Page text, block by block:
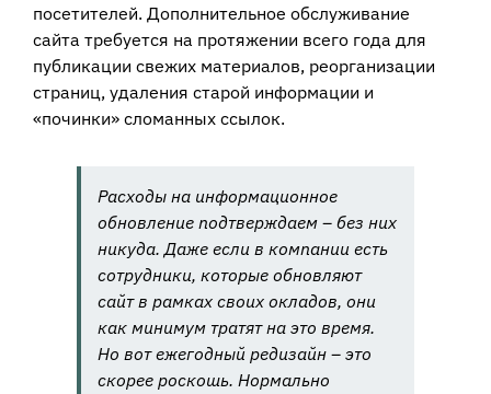
посетителей. Дополнительное обслуживание
сайта требуется на протяжении всего года для
публикации свежих материалов, реорганизации
страниц, удаления старой информации и
«починки» сломанных ссылок.
Расходы на информационное
обновление подтверждаем – без них
никуда. Даже если в компании есть
сотрудники, которые обновляют
сайт в рамках своих окладов, они
как минимум тратят на это время.
Но вот ежегодный редизайн – это
скорее роскошь. Нормально